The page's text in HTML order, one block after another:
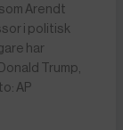
Arendt
i politisk
har
Trump,
AP